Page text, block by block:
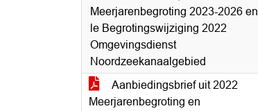
Meerjarenbegroting 2023-2026 en
le Begrotingswijziging 2022
Omgevingsdienst
Noordzeekanaalgebied
Aanbiedingsbrief uit 2022
Meerjarenbegroting en